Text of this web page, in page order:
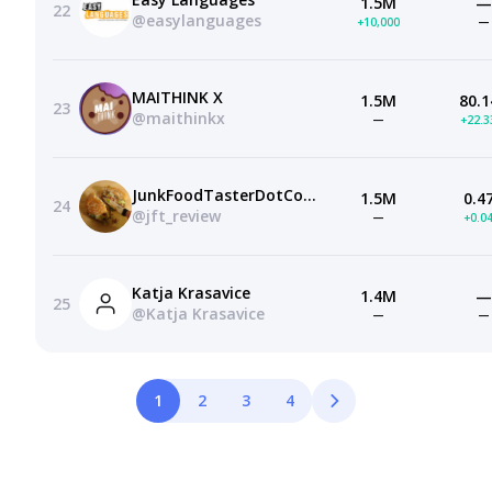
22
@easylanguages
+10,000 —
23
MAITHINK X
@maithinkx
1.5M
—
24
JunkFoodTasterDotCom
@jft_review
1.5M
—
25
Katja Krasavice
@Katja Krasavice
1.4M
—
—
—
1 2 3 4